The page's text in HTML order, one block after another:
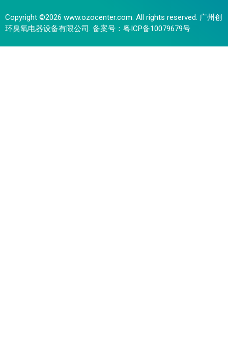
Copyright ©2026 www.ozocenter.com. All rights reserved. 广州创
环臭氧电器设备有限公司. 备案号： 粤ICP备10079679号